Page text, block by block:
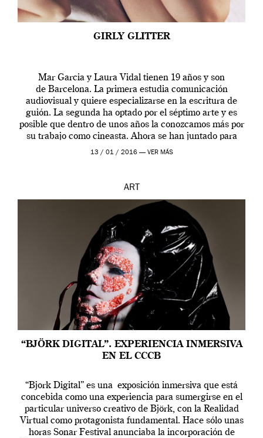
GIRLY GLITTER
Mar Garcia y Laura Vidal tienen 19 años y son
de Barcelona. La primera estudia comunicación
audiovisual y quiere especializarse en la escritura de
guión. La segunda ha optado por el séptimo arte y es
posible que dentro de unos años la conozcamos más por
su trabajo como cineasta. Ahora se han juntado para
contarnos una […]
13 / 01 / 2016 — VER MÁS
ART
“BJÖRK DIGITAL”. EXPERIENCIA INMERSIVA
EN EL CCCB
“Bjork Digital” es una exposición inmersiva que está
concebida como una experiencia para sumergirse en el
particular universo creativo de Björk, con la Realidad
Virtual como protagonista fundamental. Hace sólo unas
horas Sonar Festival anunciaba la incorporación de